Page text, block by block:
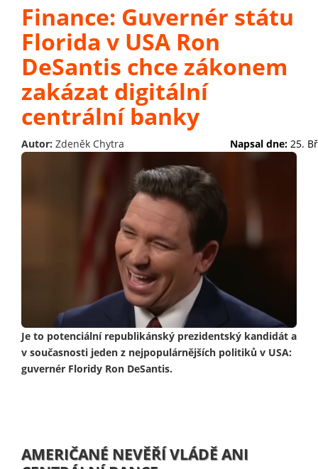
Finance: Guvernér státu
Florida v USA Ron
DeSantis chce zákonem
zakázat digitální
centrální banky
Autor: Zdeněk Chytra Napsal dne: 25.
Je to potenciální republikánský prezidentský kandidát a
v současnosti jeden z nejpopulárnějších politiků v USA:
guvernér Floridy Ron DeSantis.
AMERIČANÉ NEVĚŘÍ VLÁDĚ ANI